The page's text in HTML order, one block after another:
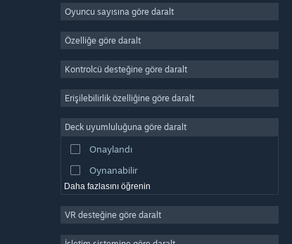
Basit Eğlence
Simülasyon
Video Prodüksiyonu
Fotoğraf Düzenleme
Oyuncu sayısına göre daralt
Özelliğe göre daralt
Kontrolcü desteğine göre daralt
Erişilebilirlik özelliğine göre daralt
Deck uyumluluğuna göre daralt
Onaylandı
Oynanabilir
Daha fazlasını öğrenin
VR desteğine göre daralt